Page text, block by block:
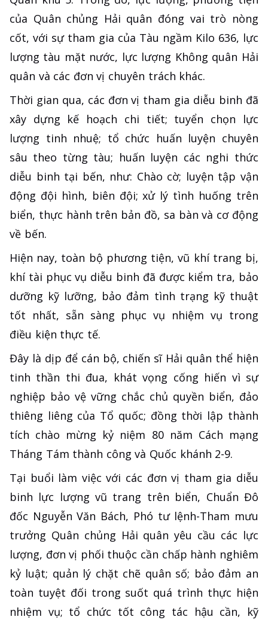
của Quân chủng Hải quân đóng vai trò nòng
cốt, với sự tham gia của Tàu ngầm Kilo 636, lực
lượng tàu mặt nước, lực lượng Không quân Hải
quân và các đơn vị chuyên trách khác.
Thời gian qua, các đơn vị tham gia diễu binh đã
xây dựng kế hoạch chi tiết; tuyển chọn lực
lượng tinh nhuệ; tổ chức huấn luyện chuyên
sâu theo từng tàu; huấn luyện các nghi thức
diễu binh tại bến, như: Chào cờ; luyện tập vận
động đội hình, biên đội; xử lý tình huống trên
biển, thực hành trên bản đồ, sa bàn và cơ động
về bến.
Hiện nay, toàn bộ phương tiện, vũ khí trang bị,
khí tài phục vụ diễu binh đã được kiểm tra, bảo
dưỡng kỹ lưỡng, bảo đảm tình trạng kỹ thuật
tốt nhất, sẵn sàng phục vụ nhiệm vụ trong
điều kiện thực tế.
Đây là dịp để cán bộ, chiến sĩ Hải quân thể hiện
tinh thần thi đua, khát vọng cống hiến vì sự
nghiệp bảo vệ vững chắc chủ quyền biển, đảo
thiêng liêng của Tổ quốc; đồng thời lập thành
tích chào mừng kỷ niệm 80 năm Cách mạng
Tháng Tám thành công và Quốc khánh 2-9.
Tại buổi làm việc với các đơn vị tham gia diễu
binh lực lượng vũ trang trên biển, Chuẩn Đô
đốc Nguyễn Văn Bách, Phó tư lệnh-Tham mưu
trưởng Quân chủng Hải quân yêu cầu các lực
lượng, đơn vị phối thuộc cần chấp hành nghiêm
kỷ luật; quản lý chặt chẽ quân số; bảo đảm an
toàn tuyệt đối trong suốt quá trình thực hiện
nhiệm vụ; tổ chức tốt công tác hậu cần, kỹ